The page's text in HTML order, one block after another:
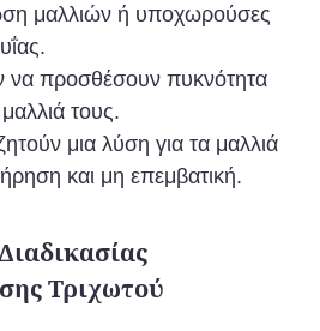
μαλλιών ή υποχωρούσες
να προσθέσουν πυκνότητα
τους.
μια λύση για τα μαλλιά
και μη επεμβατική.
Τριχωτού